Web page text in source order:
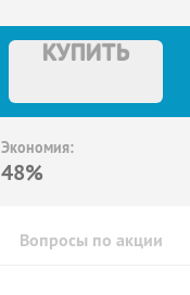
КУПИТЬ
Экономия:
48%
Вопросы по акции